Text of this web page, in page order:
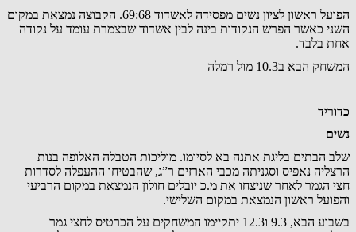
הפועל ראשון לציון נשים מפסידה לאשדוד 69:68. הקבוצה נמצאת במקום
השני כאשר הפרש הנקודות בינה לבין אשדוד שבצמרת עומד על נקודה
אחת בלבד.
המשחק הבא ב10.3 מול רמלה
כדוריד
נשים
שלב הבתים בליגת אתנה בא לסיומו. מוליכות הטבלה האלופה בנות
הרצליה נאפיס וסגניתה מכבי הארזים ר”ג, שהבטיחו ההעפלה לסדרות
חצי הגמר לאחר שניצחו את מ.כ יובלים חולון הנמצאת במקום הרביעי
והפועל ראשון הנמצאת במקום השלישי.
בשבוע הבא, 9.3 ו12.3 יתקיימו המשחקים על הכרטיס לחצי גמר